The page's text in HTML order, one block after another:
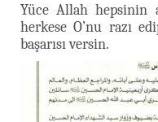
Yüce Allah hepsinin
herkese O’nu razı
başarısı versin.